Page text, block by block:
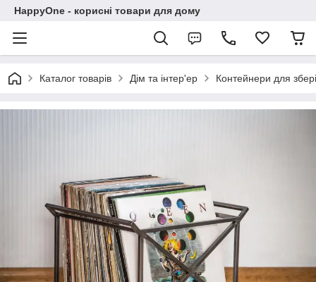
HappyOne - корисні товари для дому
Каталог товарів Дім та інтер'ер Контейнери для